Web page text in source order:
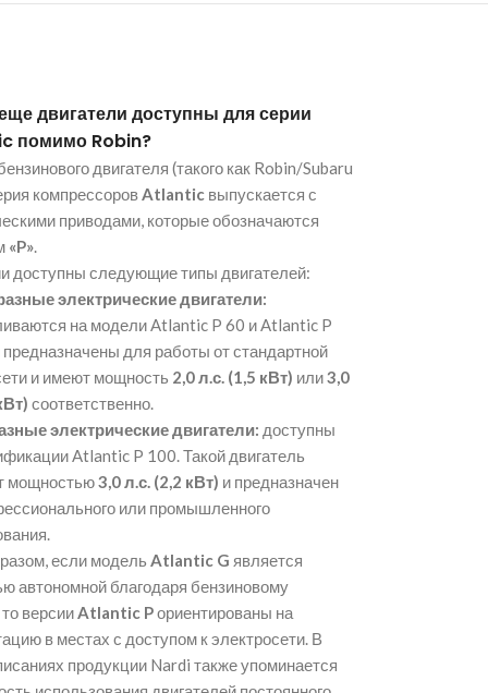
двигатели доступны для серии
помимо Robin?
двигателя (такого как Robin/Subaru
компрессоровAtlanticвыпускается с
приводами, которые обозначаются
«P».
доступны следующие типы двигателей:
электрические двигатели:
на модели Atlantic P 60 и Atlantic P
для работы от стандартной
и имеют мощность 2,0 л.с. (1,5 кВт) или3,0
соответственно.
электрические двигатели: доступны
Atlantic P 100. Такой двигатель
мощностью3,0 л.с. (2,2 кВт) и предназначен
или промышленного
.
если модель Atlantic G является
автономной благодаря бензиновому
то версииAtlantic Pориентированы на
в местах с доступом к электросети. В
продукции Nardi также упоминается